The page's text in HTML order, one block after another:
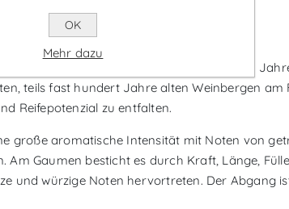
Reserva - Rotwein
der von Murua nur in außergewöhnlichen
teils fast hundert Jahre alten Weinbergen am
Reifepotenzial zu entfalten.
große aromatische Intensität mit Noten von
Gaumen besticht es durch Kraft, Länge,
und würzige Noten hervortreten. Der Abgang
OK
Mehr dazu